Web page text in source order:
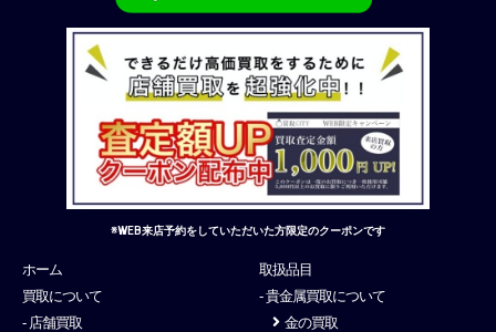
※WEB来店予約をしていただいた方限定のクーポンです
ホーム
買取について
- 店舗買取
取扱品目
- 貴金属買取について
金の買取